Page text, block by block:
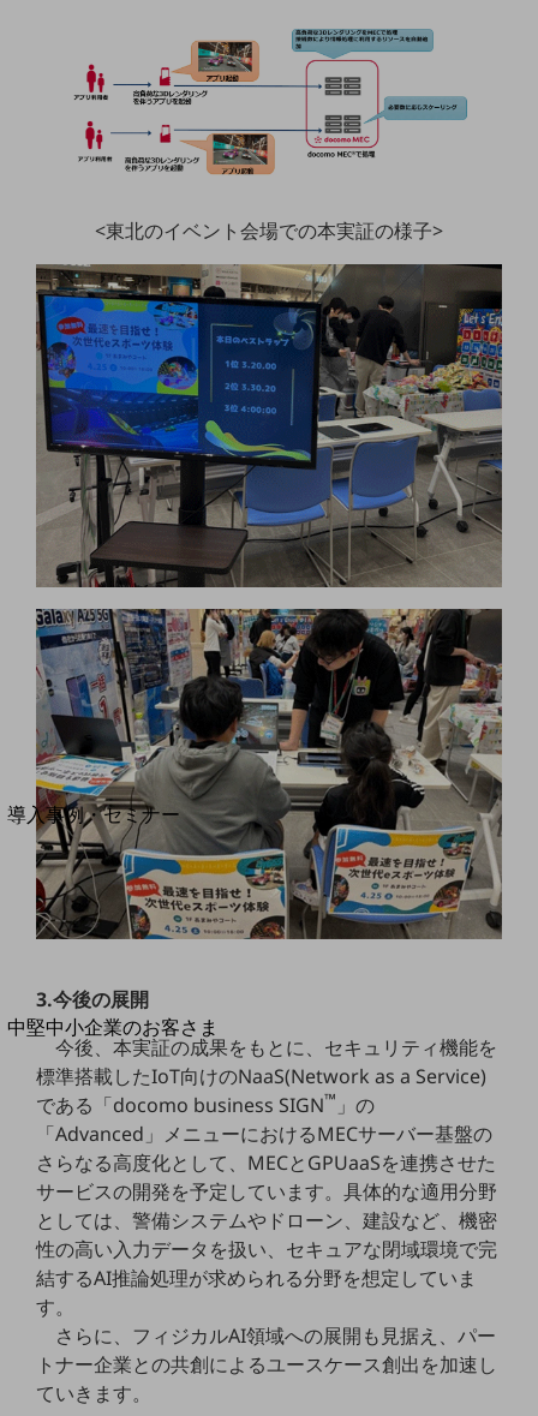
衛星携帯電話
IOT完了済みメーカーブランド製品
ドコモBiz データ無制限 ドコモ MAX ドコモ mini ドコモBiz かけ放題
ケータイプラン
5Gデータプラス
データプラス
IoT向け回線料金
home5Gプラン
モバイルサービス
端末の一元管理
セキュリティ
運用保守・故障紛失サポート
回線・ネットワーク
お手続き
別ウィンドウで開きます
サービスをご利用中のお客さま
導入事例・セミナー
導入事例TOP
最新の導入事例や注目の導入事例をご紹介します
セミナー
中堅中小企業のお客さま
NTTドコモビジネスウォッチ
ビジネスお役立ち情報
旬な話題やお役立ち資料などDXの課題を
解決するヒントをお届けする記事サイト
新着記事
お役立ち資料ダウンロード
トレンド記事特集
IT用語集
中堅中小企業向け
サービス・ソリューション
課題やニーズに合ったサービスをご紹介し、
中堅中小企業のビジネスをサポート！
お悩みから見つける
お悩みから見つけるTOP
<東北のイベント会場での本実証の様子>
3.今後の展開
今後、本実証の成果をもとに、セキュリティ機能を
標準搭載したIoT向けのNaaS(Network as a Service)
である「docomo business SIGN™ 」の
「Advanced」メニューにおけるMECサーバー基盤の
さらなる高度化として、MECとGPUaaSを連携させた
サービスの開発を予定しています。具体的な適用分野
としては、警備システムやドローン、建設など、機密
性の高い入力データを扱い、セキュアな閉域環境で完
結するAI推論処理が求められる分野を想定していま
す。
さらに、フィジカルAI領域への展開も見据え、パー
トナー企業との共創によるユースケース創出を加速し
ていきます。